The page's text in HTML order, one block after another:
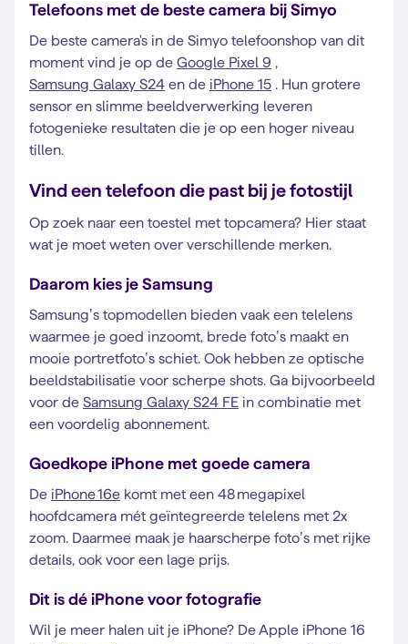
Telefoons met de beste camera bij Simyo
De beste camera's in de Simyo telefoonshop van dit
moment vind je op de Google Pixel 9 ,
Samsung Galaxy S24 en de iPhone 15 . Hun grotere
sensor en slimme beeldverwerking leveren
fotogenieke resultaten die je op een hoger niveau
tillen.
Vind een telefoon die past bij je fotostijl
Op zoek naar een toestel met topcamera? Hier staat
wat je moet weten over verschillende merken.
Daarom kies je Samsung
Samsung’s topmodellen bieden vaak een telelens
waarmee je goed inzoomt, brede foto’s maakt en
mooie portretfoto’s schiet. Ook hebben ze optische
beeldstabilisatie voor scherpe shots. Ga bijvoorbeeld
voor de Samsung Galaxy S24 FE in combinatie met
een voordelig abonnement.
Goedkope iPhone met goede camera
De iPhone 16e komt met een 48 megapixel
hoofdcamera mét geïntegreerde telelens met 2x
zoom. Daarmee maak je haarscherpe foto’s met rijke
details, ook voor een lage prijs.
Dit is dé iPhone voor fotografie
Wil je meer halen uit je iPhone? De Apple iPhone 16